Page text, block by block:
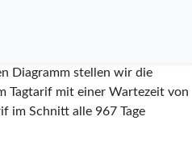
Diagramm stellen wir die
Tagtarif mit einer Wartezeit von
im Schnitt alle 967Tage